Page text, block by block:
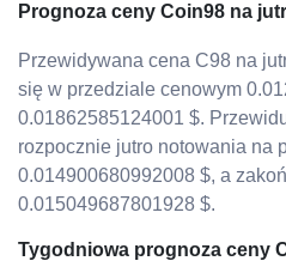
Prognoza ceny Coin98 na
Przewidywana cena C98 na
się w przedziale cenowym
0.01862585124001 $.
rozpocznie jutro notowania na
0.014900680992008 $, a
0.015049687801928 $.
Tygodniowa prognoza ceny